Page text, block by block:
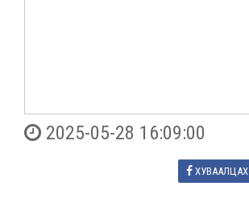
2025-05-28 16:09:00
ХУВААЛЦАХ